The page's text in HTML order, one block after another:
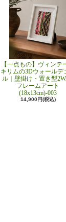
【一点もの】ヴィンテ
キリムの3Dウォールデ
ル｜壁掛け・置き型
フレームアート
(18x13cm)-003
14,900円(税込)